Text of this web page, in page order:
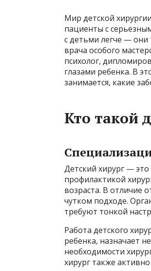
Мир детской
пациенты с
с детьми легче — они
врача особого
психолог,
глазами ребенка. В
занимается, какие
Кто такой
Детский хирург —
профилактикой
возраста. В отличие
чутком подходе.
требуют тонкой
Работа детского
ребенка, назначает
необходимости
хирург также